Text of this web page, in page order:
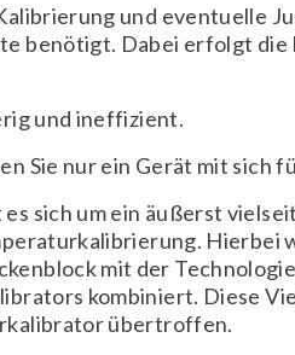
und eventuelle
benötigt. Dabei erfolgt
und ineffizient.
Sie nur ein Gerät mit sich
sich um ein äußerst
Hierbei
mit der
kombiniert. Diese
übertroffen.